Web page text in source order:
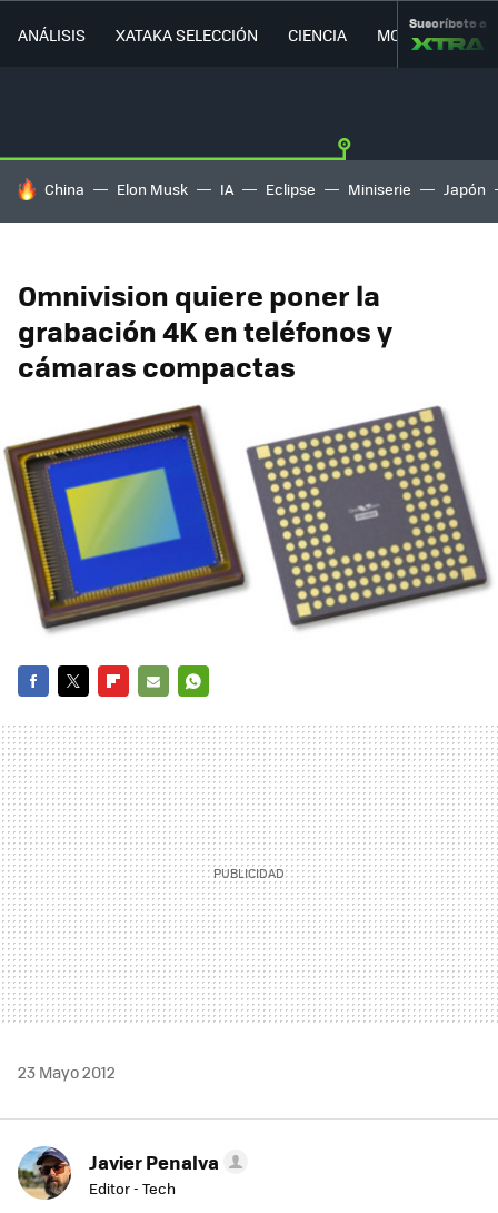
ANÁLISIS XATAKA SELECCIÓN CIENCIA MOVILIDAD
Suscríbete a
HOY SE HABLA DE
China Elon Musk IA Eclipse Miniserie Japón
Omnivision quiere poner la
grabación 4K en teléfonos y
cámaras compactas
MAIL
23 Mayo 2012
Javier Penalva
Editor - Tech